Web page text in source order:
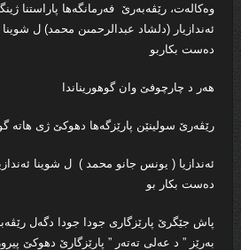
وەکالەت، رێڤەبەرێ فەرمانگەها پاراستنا
ئەندازیار (دلشاد عبدالرحمىن محمد) ل
دەست بکاربو
هەر د چارچوفێ وان گوهوریناندا
رێڤەرێ سولینێن پارێزگەها دهوکێ ژی هاتە
ئەندازیا ( یونس جانو محمد ) ل شوینا
دەست بکار بو
پاش جێگرێ پارێزگاری جودا جودا دگەل
بەرێز ” د عەلی تەتەر ” پارێزگارێ دهوکێ